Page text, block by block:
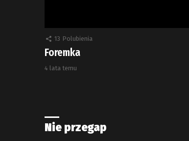
13 Polubienia
Foremka
4 lata temu
Nie przegap